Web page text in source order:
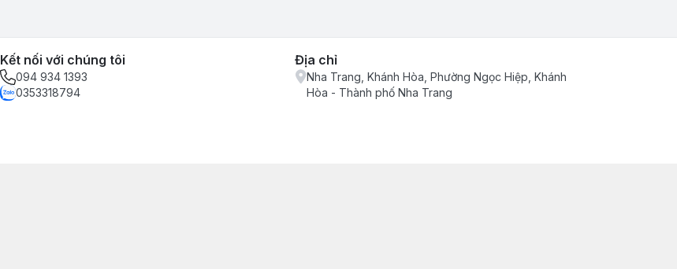
Kết nối với chúng tôi
094 934 1393
0353318794
Địa chỉ
Nha Trang, Khánh Hòa, Phường Ngọc Hiệp, Khánh
Hòa - Thành phố Nha Trang